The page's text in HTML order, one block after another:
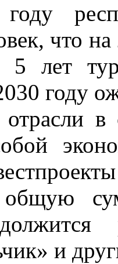
что
5 лет
году
в
общую
и